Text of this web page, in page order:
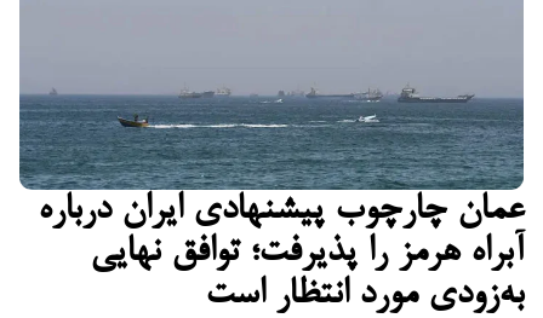
عمان چارچوب پیشنهادی ایران درباره
آبراه هرمز را پذیرفت؛ توافق نهایی
به‌زودی مورد انتظار است